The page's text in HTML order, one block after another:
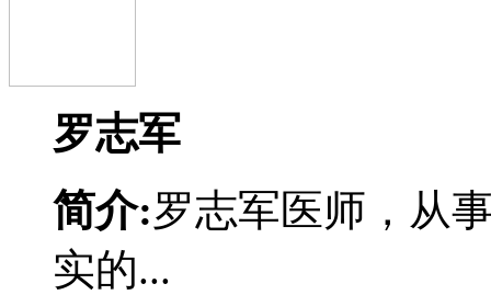
罗志军
简介:罗志军医师，从
实的...